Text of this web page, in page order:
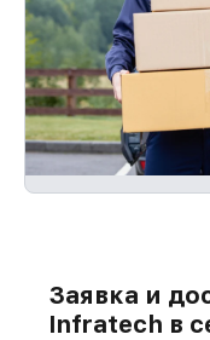
Заявка и
Infratech в